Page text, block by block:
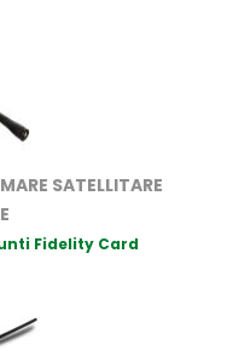
SATELLITARE
Fidelity Card